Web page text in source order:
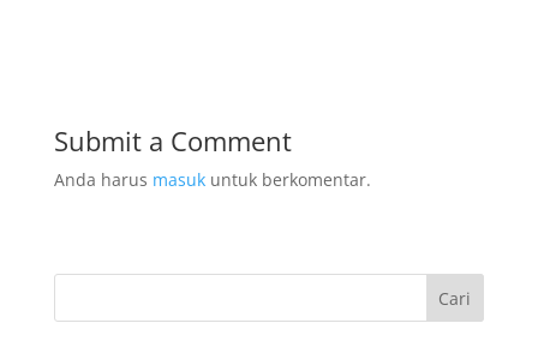
b
o
o
A
p
p
Submit a Comment
Anda harus masukuntuk berkomentar.